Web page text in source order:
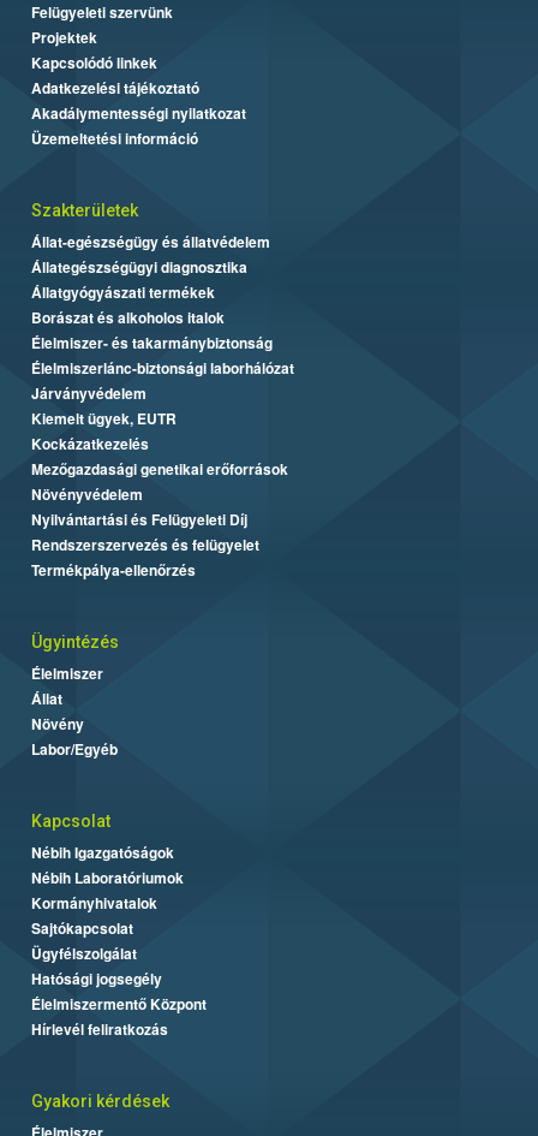
Felügyeleti szervünk
Projektek
Kapcsolódó linkek
Adatkezelési tájékoztató
Akadálymentességi nyilatkozat
Üzemeltetési információ
Szakterületek
Állat-egészségügy és állatvédelem
Állategészségügyi diagnosztika
Állatgyógyászati termékek
Borászat és alkoholos italok
Élelmiszer- és takarmánybiztonság
Élelmiszerlánc-biztonsági laborhálózat
Járványvédelem
Kiemelt ügyek, EUTR
Kockázatkezelés
Mezőgazdasági genetikai erőforrások
Növényvédelem
Nyilvántartási és Felügyeleti Díj
Rendszerszervezés és felügyelet
Termékpálya-ellenőrzés
Ügyintézés
Élelmiszer
Állat
Növény
Labor/Egyéb
Kapcsolat
Nébih Igazgatóságok
Nébih Laboratóriumok
Kormányhivatalok
Sajtókapcsolat
Ügyfélszolgálat
Hatósági jogsegély
Élelmiszermentő Központ
Hírlevél feliratkozás
Gyakori kérdések